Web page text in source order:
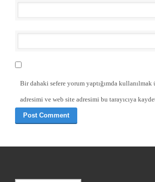
Bir dahaki sefere yorum yaptığımda kullanılmak
adresimi ve web site adresimi bu tarayıcıya